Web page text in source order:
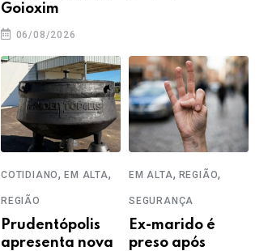
Goioxim
06/08/2026
COTIDIANO,EM ALTA,
REGIÃO
Prudentópolis
apresenta nova
EM ALTA, REGIÃO,
SEGURANÇA
Ex-marido é
preso após